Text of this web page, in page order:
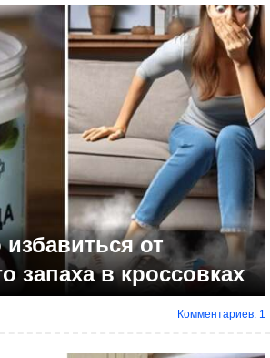
от
запаха в кроссовках
Комментариев: 1